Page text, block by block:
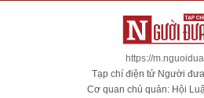
https://
Tạp chí điện tử Người
Cơ quan chủ quản: Hội